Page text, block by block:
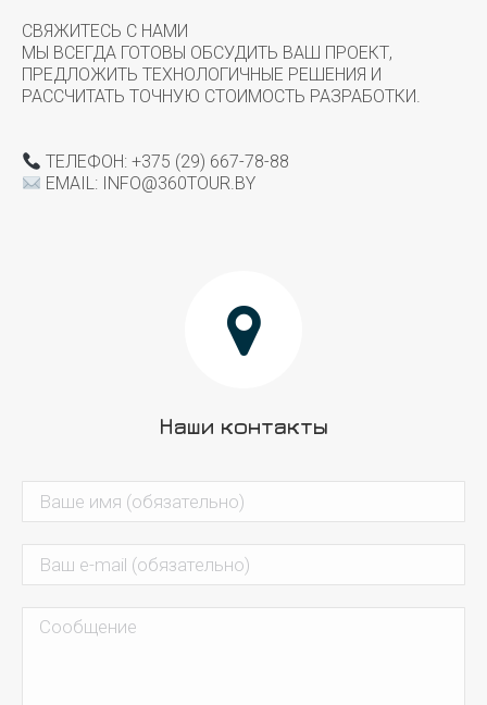
СВЯЖИТЕСЬ С НАМИ
МЫ ВСЕГДА ГОТОВЫ ОБСУДИТЬ ВАШ ПРОЕКТ,
ПРЕДЛОЖИТЬ ТЕХНОЛОГИЧНЫЕ РЕШЕНИЯ И
РАССЧИТАТЬ ТОЧНУЮ СТОИМОСТЬ РАЗРАБОТКИ.
ТЕЛЕФОН: +375 (29) 667-78-88
EMAIL: INFO@360TOUR.BY
Наши контакты